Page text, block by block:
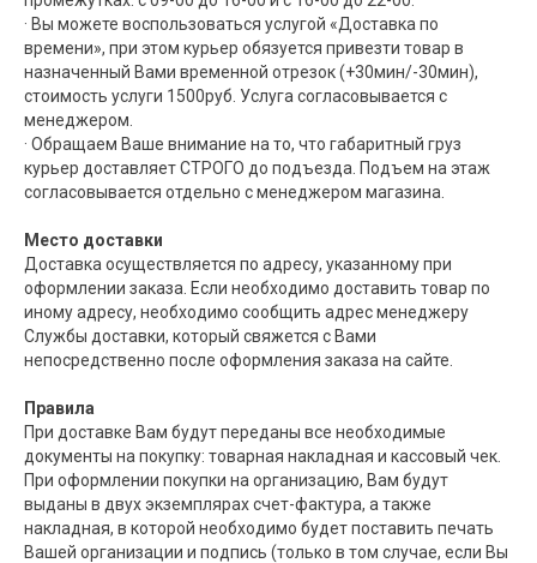
· Вы можете воспользоваться услугой «Доставка по
времени», при этом курьер обязуется привезти товар в
назначенный Вами временной отрезок (+30мин/-30мин),
стоимость услуги 1500руб. Услуга согласовывается с
менеджером.
· Обращаем Ваше внимание на то, что габаритный груз
курьер доставляет СТРОГО до подъезда. Подъем на этаж
согласовывается отдельно с менеджером магазина.
Место доставки
Доставка осуществляется по адресу, указанному при
оформлении заказа. Если необходимо доставить товар по
иному адресу, необходимо сообщить адрес менеджеру
Службы доставки, который свяжется с Вами
непосредственно после оформления заказа на сайте.
Правила
При доставке Вам будут переданы все необходимые
документы на покупку: товарная накладная и кассовый чек.
При оформлении покупки на организацию, Вам будут
выданы в двух экземплярах счет-фактура, а также
накладная, в которой необходимо будет поставить печать
Вашей организации и подпись (только в том случае, если Вы